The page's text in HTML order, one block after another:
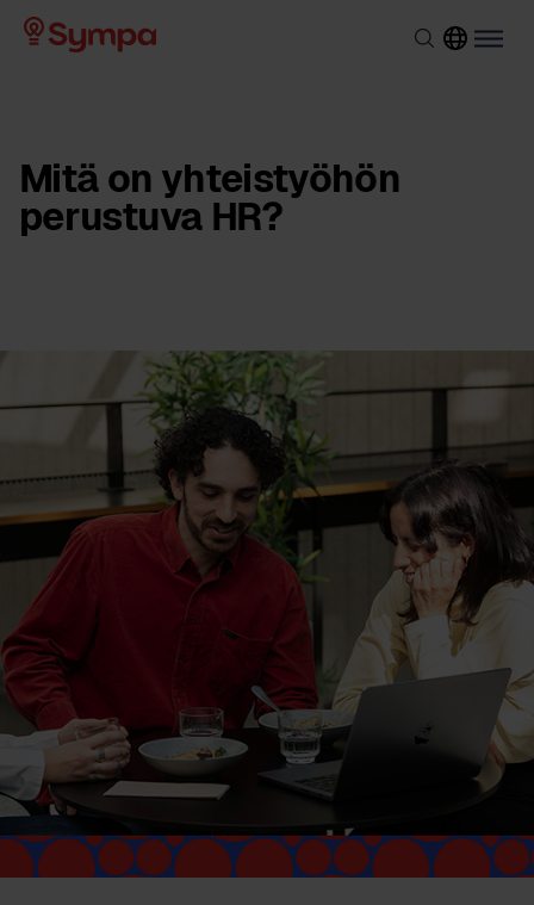
Mitä on yhteistyöhön
perustuva HR?